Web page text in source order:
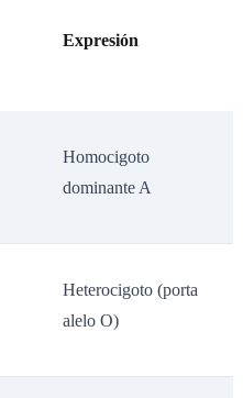
Expresión
Homocigoto
dominante A
Heterocigoto (porta
alelo O)